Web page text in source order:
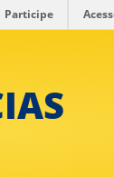
Participe